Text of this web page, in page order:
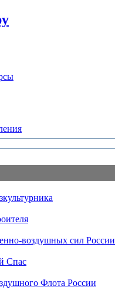
воздушных сил России
Спас
Флота России